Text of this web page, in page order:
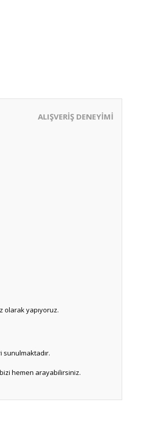
ALIŞVERİŞ DENEYİMİ
olarak yapıyoruz.
bizi hemen arayabilirsiniz.